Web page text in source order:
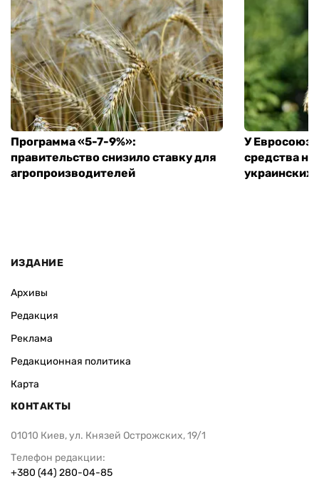
Программа «5-7-9%»:
правительство снизило ставку для
агропроизводителей
У
средства
ИЗДАНИЕ
Архивы
Редакция
Реклама
Редакционная политика
Карта
КОНТАКТЫ
01010 Киев, ул. Князей Острожских, 19/1
Телефон редакции:
+380 (44) 280-04-85